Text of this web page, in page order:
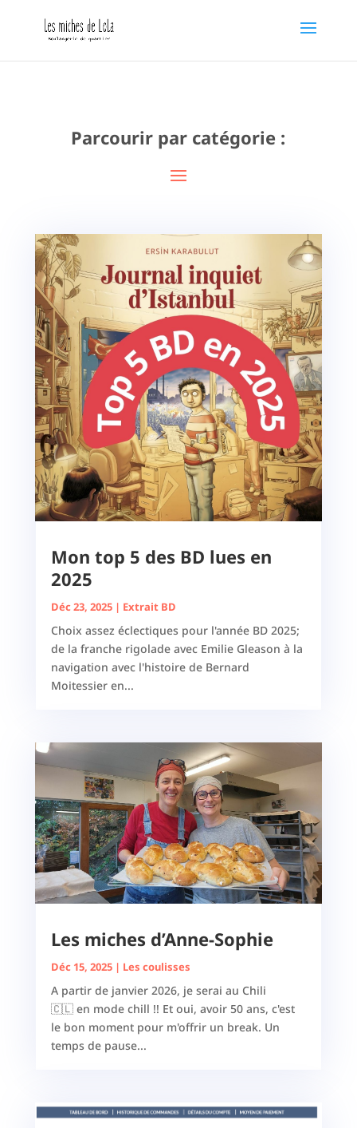
Parcourir par catégorie :
Mon top 5 des BD lues en
2025
Déc 23, 2025| Extrait BD
Choix assez éclectiques pour l'année BD 2025;
de la franche rigolade avec Emilie Gleason à la
navigation avec l'histoire de Bernard
Moitessier en...
Les miches d’Anne-Sophie
Déc 15, 2025| Les coulisses
A partir de janvier 2026, je serai au Chili
🇨🇱 en mode chill !! Et oui, avoir 50 ans, c'est
le bon moment pour m'offrir un break. Un
temps de pause...